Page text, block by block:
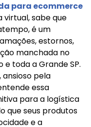
para ecommerce
virtual, sabe que
é um
estornos,
manchada no
e toda a Grande SP.
ansioso pela
essa
para a logística
que seus produtos
e a